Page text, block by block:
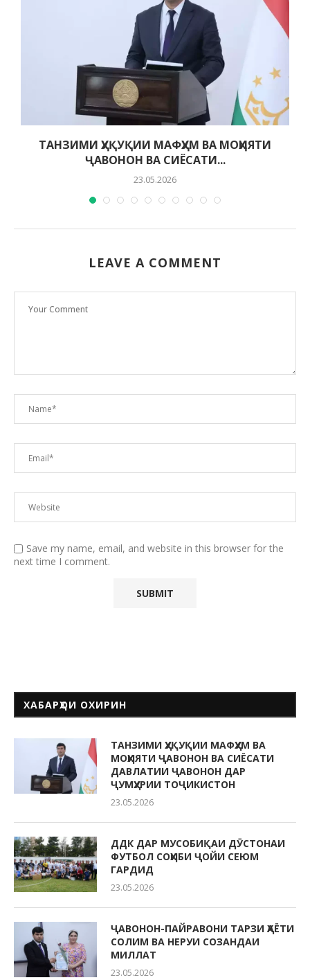
ТАНЗИМИ ҲУҚУҚИИ МАФҲУМ ВА МОҲИЯТИ
ҶАВОНОН ВА СИЁСАТИ...
23.05.2026
LEAVE A COMMENT
Save my name, email, and website in this browser for the
next time I comment.
ХАБАРҲОИ ОХИРИН
ТАНЗИМИ ҲУҚУҚИИ МАФҲУМ ВА
МОҲИЯТИ ҶАВОНОН ВА СИЁСАТИ
ДАВЛАТИИ ҶАВОНОН ДАР
ҶУМҲУРИИ ТОҶИКИСТОН
23.05.2026
ДДК ДАР МУСОБИҚАИ ДӮСТОНАИ
ФУТБОЛ СОҲИБИ ҶОЙИ СЕЮМ
ГАРДИД
23.05.2026
ҶАВОНОН-ПАЙРАВОНИ ТАРЗИ ҲАЁТИ
СОЛИМ ВА НЕРУИ СОЗАНДАИ
МИЛЛАТ
23.05.2026